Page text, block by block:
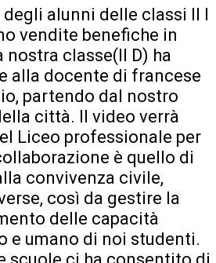
alunni delle classi II I
vendite benefiche in
classe(II D) ha
alla docente di francese
partendo dal nostro
città. Il video verrà
Liceo professionale per
è quello di
convivenza civile,
così da gestire la
delle capacità
e umano di noi studenti.